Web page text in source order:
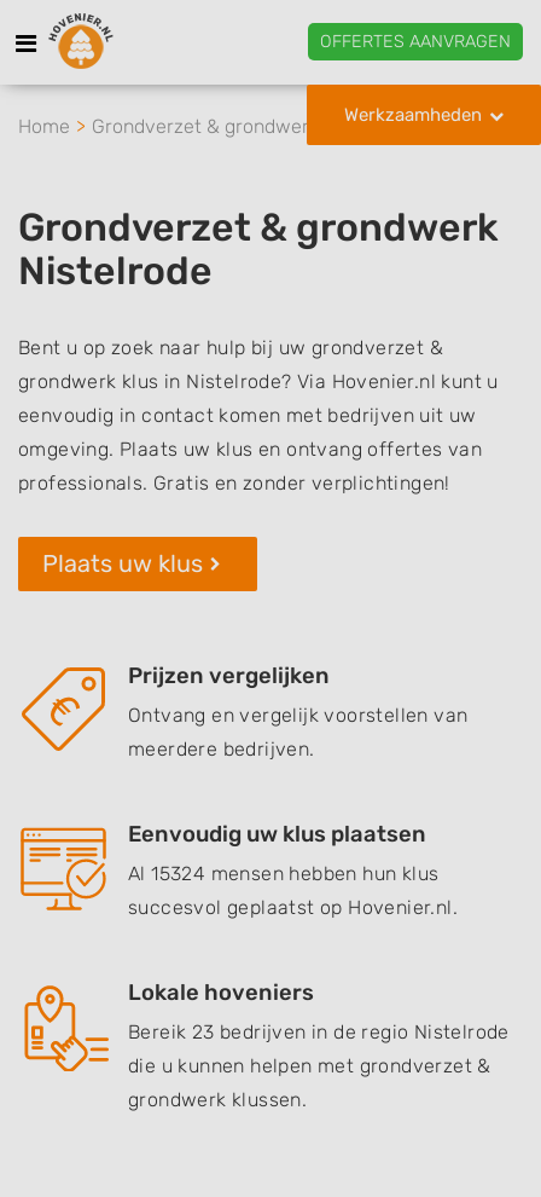
OFFERTES AANVRAGEN
Werkzaamheden
Home Grondverzet & grondwerk Nistelrode
Grondverzet & grondwerk
Nistelrode
Bent u op zoek naar hulp bij uw grondverzet &
grondwerk klus in Nistelrode? Via Hovenier.nl kunt u
eenvoudig in contact komen met bedrijven uit uw
omgeving. Plaats uw klus en ontvang offertes van
professionals. Gratis en zonder verplichtingen!
Plaats uw klus
Prijzen vergelijken
Ontvang en vergelijk voorstellen van
meerdere bedrijven.
Eenvoudig uw klus plaatsen
Al 15324 mensen hebben hun klus
succesvol geplaatst op Hovenier.nl.
Lokale hoveniers
Bereik 23 bedrijven in de regio Nistelrode
die u kunnen helpen met grondverzet &
grondwerk klussen.